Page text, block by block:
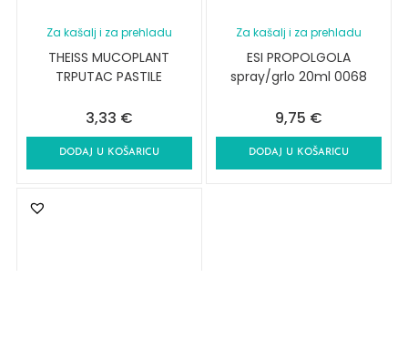
Za kašalj i za prehladu
THEISS MUCOPLANT
TRPUTAC PASTILE
3,33 €
DODAJ U KOŠARICU
Za kašalj i za prehladu
ESI PROPOLGOLA
spray/grlo 20ml 0068
9,75 €
DODAJ U KOŠARICU